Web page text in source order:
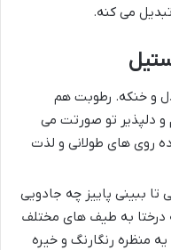
تبدیل می کنه.
و خنکه. رطوبت هم
دلپذیر تو صورتت می
روی های طولانی و لذت
تا ببینی پاییز چه جادویی
درختا به طیف های مختلف
منظره رنگارنگ و خیره